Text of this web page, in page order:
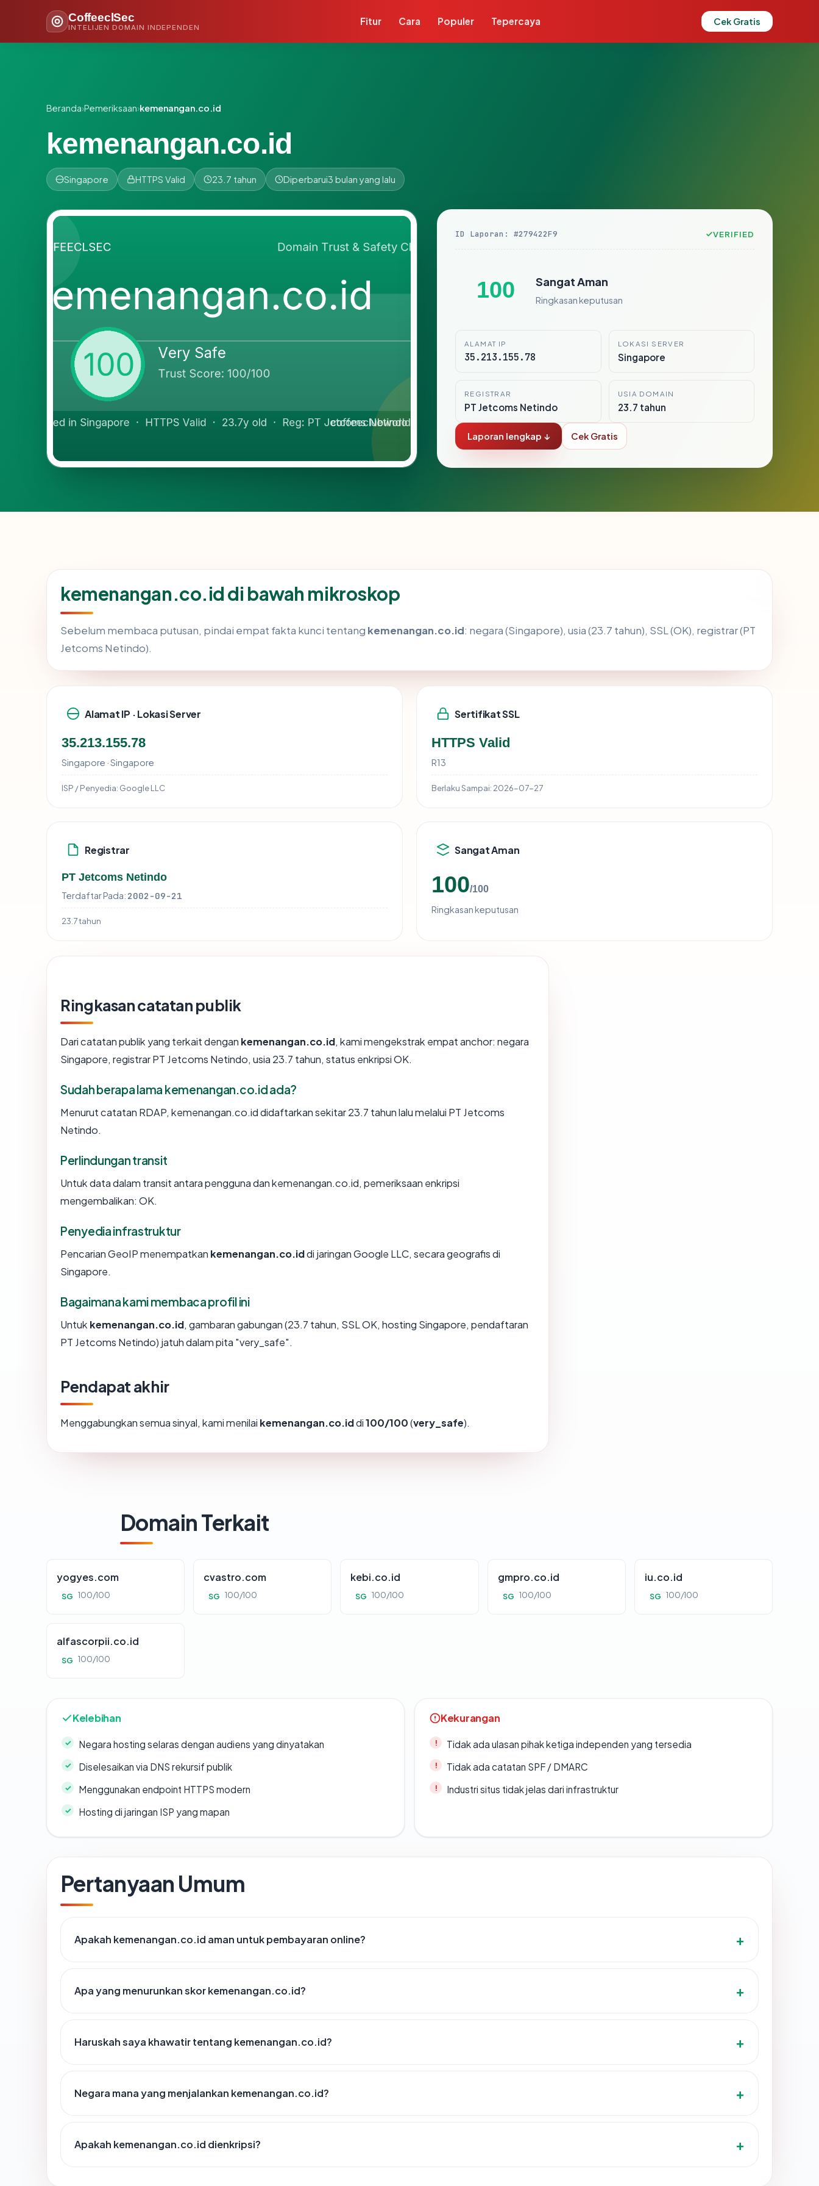
CoffeeclSec
INTELIJEN DOMAIN INDEPENDEN
Fitur Cara Populer Tepercaya Cek Gratis
Beranda›Pemeriksaan›kemenangan.co.id
kemenangan.co.id
Singapore HTTPS Valid 23.7 tahun Diperbarui3 bulan yang lalu
ID Laporan: #279422F9 VERIFIED
100 Sangat Aman
Ringkasan keputusan
ALAMAT IP
35.213.155.78
LOKASI SERVER
Singapore
REGISTRAR
PT Jetcoms Netindo
USIA DOMAIN
23.7 tahun
Laporan lengkap ↓ Cek Gratis
kemenangan.co.id di bawah mikroskop
Sebelum membaca putusan, pindai empat fakta kunci tentang kemenangan.co.id: negara (Singapore), usia (23.7 tahun), SSL (OK), registrar (PT
Jetcoms Netindo).
Alamat IP · Lokasi Server
35.213.155.78
Singapore · Singapore
ISP / Penyedia: Google LLC
Sertifikat SSL
HTTPS Valid
R13
Berlaku Sampai: 2026-07-27
Registrar
PT Jetcoms Netindo
Terdaftar Pada: 2002-09-21
23.7 tahun
Sangat Aman
100/100
Ringkasan keputusan
Ringkasan catatan publik
Dari catatan publik yang terkait dengan kemenangan.co.id, kami mengekstrak empat anchor: negara
Singapore, registrar PT Jetcoms Netindo, usia 23.7 tahun, status enkripsi OK.
Sudah berapa lama kemenangan.co.id ada?
Menurut catatan RDAP, kemenangan.co.id didaftarkan sekitar 23.7 tahun lalu melalui PT Jetcoms
Netindo.
Perlindungan transit
Untuk data dalam transit antara pengguna dan kemenangan.co.id, pemeriksaan enkripsi
mengembalikan: OK.
Penyedia infrastruktur
Pencarian GeoIP menempatkan kemenangan.co.iddi jaringan Google LLC, secara geografis di
Singapore.
Bagaimana kami membaca profil ini
Untuk kemenangan.co.id, gambaran gabungan (23.7 tahun, SSL OK, hosting Singapore, pendaftaran
PT Jetcoms Netindo) jatuh dalam pita "very_safe".
Pendapat akhir
Menggabungkan semua sinyal, kami menilai kemenangan.co.iddi100/100(very_safe).
Domain Terkait
yogyes.com
SG 100/100
cvastro.com
SG 100/100
kebi.co.id
SG 100/100
gmpro.co.id
SG 100/100
iu.co.id
SG 100/100
alfascorpii.co.id
SG 100/100
Kelebihan
Negara hosting selaras dengan audiens yang dinyatakan
Diselesaikan via DNS rekursif publik
Menggunakan endpoint HTTPS modern
Hosting di jaringan ISP yang mapan
Kekurangan
Tidak ada ulasan pihak ketiga independen yang tersedia
Tidak ada catatan SPF / DMARC
Industri situs tidak jelas dari infrastruktur
Pertanyaan Umum
Apakah kemenangan.co.id aman untuk pembayaran online?
Apa yang menurunkan skor kemenangan.co.id?
Haruskah saya khawatir tentang kemenangan.co.id?
Negara mana yang menjalankan kemenangan.co.id?
Apakah kemenangan.co.id dienkripsi?